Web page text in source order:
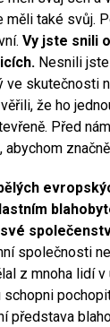
měli také svůj.
Vy jste snili
Nesnili jste
ve skutečnosti
že ho
Před
abychom
společnosti
z mnoha lidí
představa